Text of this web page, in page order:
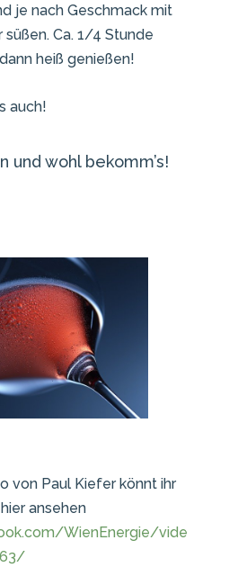
je nach Geschmack mit
Ca. 1/4 Stunde
heiß genießen!
auch!
und wohl bekomm’s!
von Paul Kiefer könnt ihr
ansehen
WienEnergie/vide